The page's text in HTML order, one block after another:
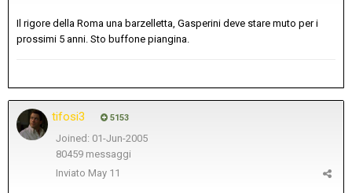
Il rigore della Roma una barzelletta, Gasperini deve stare muto per i
prossimi 5 anni. Sto buffone piangina.
tifosi3 5153
Joined: 01-Jun-2005
80459 messaggi
Inviato May 11